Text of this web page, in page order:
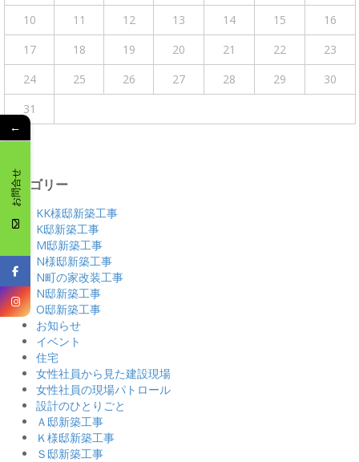
10
11 12 13 14 15
16
17
18 19 20 21 22
23
24
25 26 27 28 29
30
31
« 4月
カテゴリー
KK様邸新築工事
K邸新築工事
M邸新築工事
N様邸新築工事
N町の家改装工事
N邸新築工事
O邸新築工事
お知らせ
イベント
住宅
女性社員から見た建設現場
女性社員の現場パトロール
設計のひとりごと
Ａ邸新築工事
Ｋ様邸新築工事
Ｓ邸新築工事
←
お問合せ